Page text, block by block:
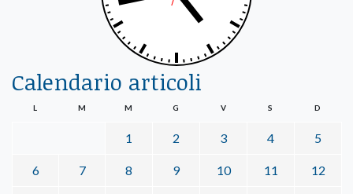
Calendario articoli
L M M G V S D
1 2 3 4 5
6 7 8 9 10 11 12